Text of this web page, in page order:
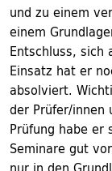
und zu einem
einem
Entschluss, sich
Einsatz hat er
absolviert.
der Prüfer/innen
Prüfung habe er
Seminare gut